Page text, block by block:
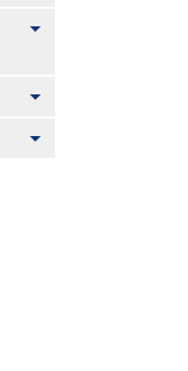
Alternar
Alternar
Alternar